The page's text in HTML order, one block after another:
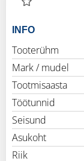
INFO
Tooterühm
Mark / mudel
Tootmisaasta
Töötunnid
Seisund
Asukoht
Riik